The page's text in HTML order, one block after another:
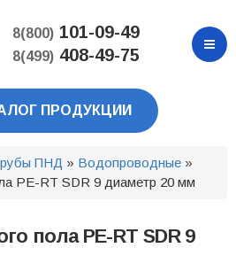
8(800)101-09-49
8(499)408-49-75
ПРОДУКЦИИ
ПНД » Водопроводные »
PE-RT SDR 9 диаметр 20 мм
пола PE-RT SDR 9